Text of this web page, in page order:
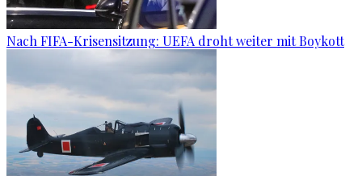
Nach FIFA-Krisensitzung: UEFA droht weiter mit Boykott